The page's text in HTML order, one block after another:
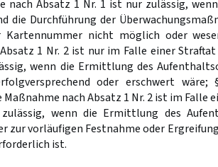
nach Absatz 1 Nr. 1 ist nur zulässig,
die Durchführung der
Kartennummer nicht möglich oder
1 Nr. 2 ist nur im Falle einer
wenn die Ermittlung des
oder erschwert
Maßnahme nach Absatz 1 Nr. 2 ist im Falle
zulässig, wenn die Ermittlung des
zur vorläufigen Festnahme oder
ist.